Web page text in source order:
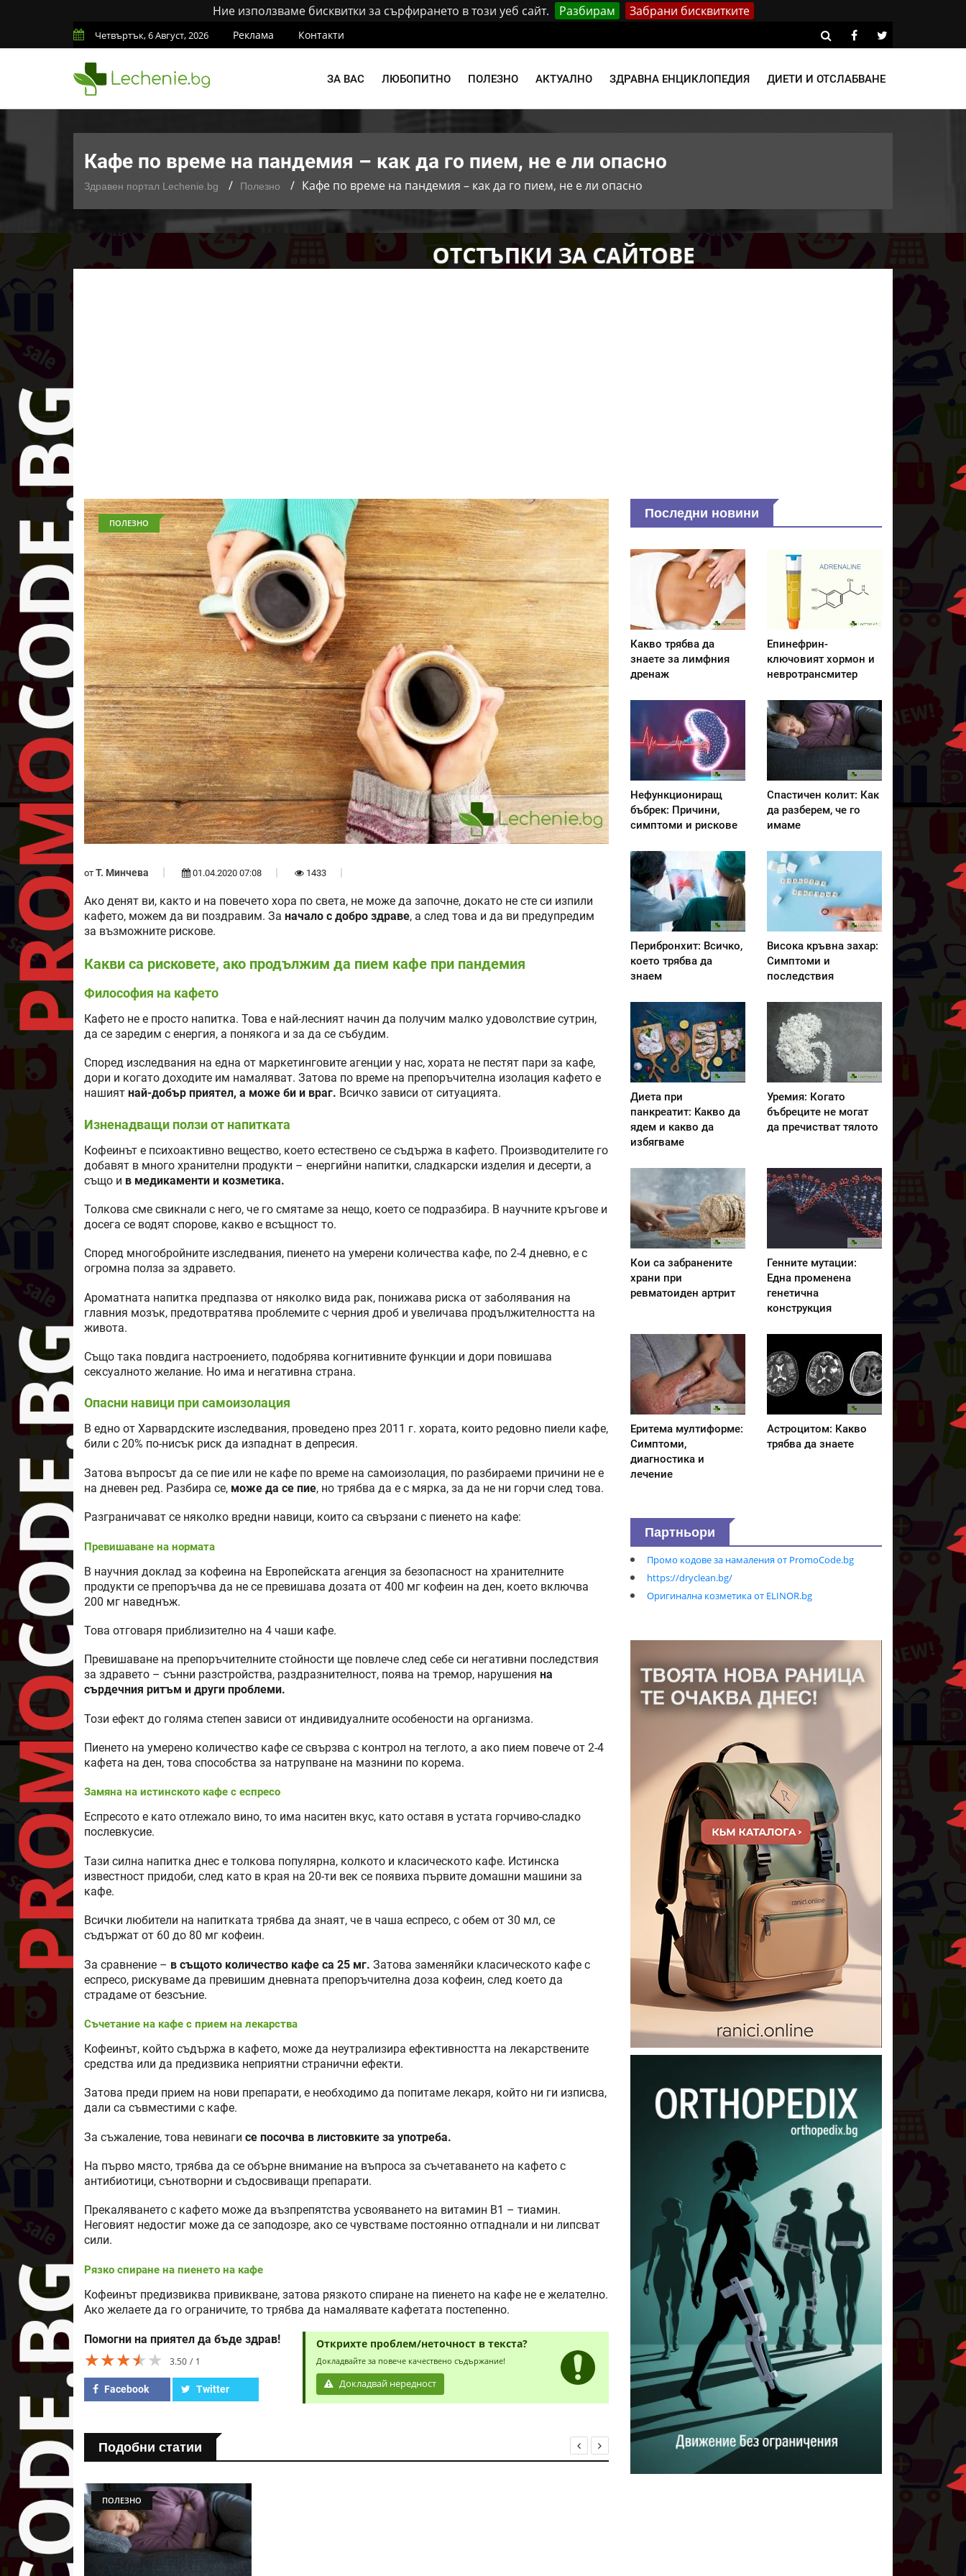
Ние използваме бисквитки за сърфирането в този уеб сайт. Разбирам Забрани бисквитките
Четвъртък, 6 Август, 2026 Реклама Контакти
ЗА ВАС ЛЮБОПИТНО ПОЛЕЗНО АКТУАЛНО ЗДРАВНА ЕНЦИКЛОПЕДИЯ ДИЕТИ И ОТСЛАБВАНЕ
Кафе по време на пандемия – как да го пием, не е ли опасно
Здравен портал Lechenie.bg Полезно Кафе по време на пандемия – как да го пием, не е ли опасно
ПОЛЕЗНО
от Т. Минчева 01.04.2020 07:08 1433
Ако денят ви, както и на повечето хора по света, не може да започне, докато не сте си изпили
кафето, можем да ви поздравим. За начало с добро здраве, а след това и да ви предупредим
за възможните рискове.
Какви са рисковете, ако продължим да пием кафе при пандемия
Философия на кафето
Кафето не е просто напитка. Това е най-лесният начин да получим малко удоволствие сутрин,
да се заредим с енергия, а понякога и за да се събудим.
Според изследвания на една от маркетинговите агенции у нас, хората не пестят пари за кафе,
дори и когато доходите им намаляват. Затова по време на препоръчителна изолация кафето е
нашият най-добър приятел, а може би и враг. Всичко зависи от ситуацията.
Изненадващи ползи от напитката
Кофеинът е психоактивно вещество, което естествено се съдържа в кафето. Производителите го
добавят в много хранителни продукти – енергийни напитки, сладкарски изделия и десерти, а
също и в медикаменти и козметика.
Толкова сме свикнали с него, че го смятаме за нещо, което се подразбира. В научните кръгове и
досега се водят спорове, какво е всъщност то.
Според многобройните изследвания, пиенето на умерени количества кафе, по 2-4 дневно, е с
огромна полза за здравето.
Ароматната напитка предпазва от няколко вида рак, понижава риска от заболявания на
главния мозък, предотвратява проблемите с черния дроб и увеличава продължителността на
живота.
Също така повдига настроението, подобрява когнитивните функции и дори повишава
сексуалното желание. Но има и негативна страна.
Опасни навици при самоизолация
В едно от Харвардските изследвания, проведено през 2011 г. хората, които редовно пиели кафе,
били с 20% по-нисък риск да изпаднат в депресия.
Затова въпросът да се пие или не кафе по време на самоизолация, по разбираеми причини не е
на дневен ред. Разбира се, може да се пие, но трябва да е с мярка, за да не ни горчи след това.
Разграничават се няколко вредни навици, които са свързани с пиенето на кафе:
Превишаване на нормата
В научния доклад за кофеина на Европейската агенция за безопасност на хранителните
продукти се препоръчва да не се превишава дозата от 400 мг кофеин на ден, което включва
200 мг наведнъж.
Това отговаря приблизително на 4 чаши кафе.
Превишаване на препоръчителните стойности ще повлече след себе си негативни последствия
за здравето – сънни разстройства, раздразнителност, поява на тремор, нарушения на
сърдечния ритъм и други проблеми.
Този ефект до голяма степен зависи от индивидуалните особености на организма.
Пиенето на умерено количество кафе се свързва с контрол на теглото, а ако пием повече от 2-4
кафета на ден, това способства за натрупване на мазнини по корема.
Замяна на истинското кафе с еспресо
Еспресото е като отлежало вино, то има наситен вкус, като оставя в устата горчиво-сладко
послевкусие.
Тази силна напитка днес е толкова популярна, колкото и класическото кафе. Истинска
известност придоби, след като в края на 20-ти век се появиха първите домашни машини за
кафе.
Всички любители на напитката трябва да знаят, че в чаша еспресо, с обем от 30 мл, се
съдържат от 60 до 80 мг кофеин.
За сравнение – в същото количество кафе са 25 мг. Затова заменяйки класическото кафе с
еспресо, рискуваме да превишим дневната препоръчителна доза кофеин, след което да
страдаме от безсъние.
Съчетание на кафе с прием на лекарства
Кофеинът, който съдържа в кафето, може да неутрализира ефективността на лекарствените
средства или да предизвика неприятни странични ефекти.
Затова преди прием на нови препарати, е необходимо да попитаме лекаря, който ни ги изписва,
дали са съвместими с кафе.
За съжаление, това невинаги се посочва в листовките за употреба.
На първо място, трябва да се обърне внимание на въпроса за съчетаването на кафето с
антибиотици, сънотворни и съдосвиващи препарати.
Прекаляването с кафето може да възпрепятства усвояването на витамин В1 – тиамин.
Неговият недостиг може да се заподозре, ако се чувстваме постоянно отпаднали и ни липсват
сили.
Рязко спиране на пиенето на кафе
Кофеинът предизвиква привикване, затова рязкото спиране на пиенето на кафе не е желателно.
Ако желаете да го ограничите, то трябва да намалявате кафетата постепенно.
Помогни на приятел да бъде здрав!
★★★★★
★★★★★
★★★★★ 3.50 1
Facebook Twitter
Открихте проблем/неточност в текста?
Докладвайте за повече качествено съдържание!
Докладвай нередност
Подобни статии
ПОЛЕЗНО
Последни новини
Какво трябва да
знаете за лимфния
дренаж
Епинефрин-
ключовият хормон и
невротрансмитер
Нефункциониращ
бъбрек: Причини,
симптоми и рискове
Спастичен колит: Как
да разберем, че го
имаме
Перибронхит: Всичко,
което трябва да
знаем
Висока кръвна захар:
Симптоми и
последствия
Диета при
панкреатит: Kакво да
ядем и какво да
избягваме
Уремия: Когато
бъбреците не могат
да пречистват тялото
Кои са забранените
храни при
ревматоиден артрит
Генните мутации:
Една променена
генетична
конструкция
Еритема мултиформе:
Симптоми,
диагностика и
лечение
Астроцитом: Какво
трябва да знаете
Партньори
Промо кодове за намаления от PromoCode.bg
https://dryclean.bg/
Оригинална козметика от ELINOR.bg